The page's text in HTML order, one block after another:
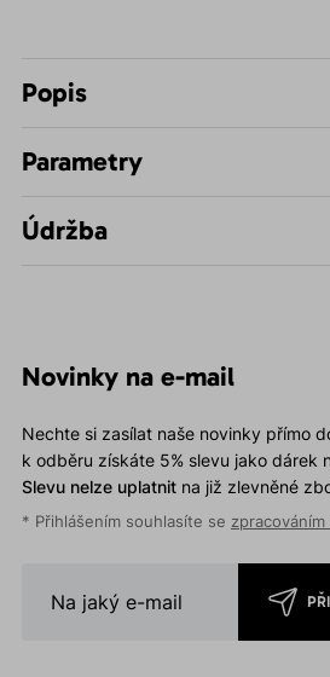
Popis
Parametry
Údržba
Novinky na e-mail
Nechte si zasílat naše novinky přímo
k odběru získáte 5% slevu jako dárek
Slevu nelze uplatnitna již zlevněné
* Přihlášením souhlasíte se